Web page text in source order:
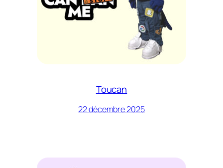
Toucan
22 décembre 2025